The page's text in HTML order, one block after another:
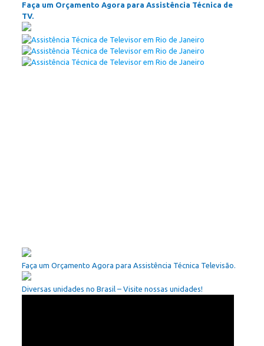
Faça um Orçamento Agora para Assistência Técnica de
TV.
Faça um Orçamento Agora para Assistência Técnica Televisão.
Diversas unidades no Brasil – Visite nossas unidades!